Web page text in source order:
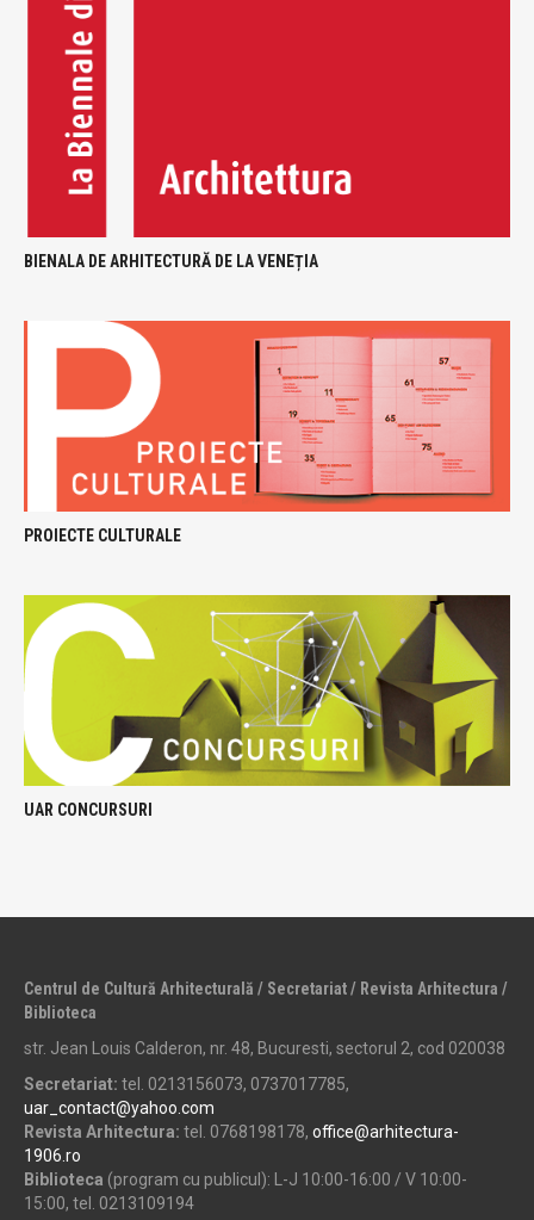
BIENALA DE ARHITECTURĂ DE LA VENEȚIA
PROIECTE CULTURALE
UAR CONCURSURI
Centrul de Cultură Arhitecturală / Secretariat / Revista Arhitectura /
Biblioteca
str. Jean Louis Calderon, nr. 48, Bucuresti, sectorul 2, cod 020038
Secretariat: tel. 0213156073, 0737017785,
uar_contact@yahoo.com
Revista Arhitectura: tel. 0768198178, office@arhitectura-
1906.ro
Biblioteca (program cu publicul): L-J 10:00-16:00 / V 10:00-
15:00, tel. 0213109194